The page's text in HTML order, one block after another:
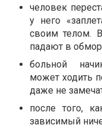
человек
у него
своим телом.
падают в
больной
может ходить
даже не
после того,
зависимый